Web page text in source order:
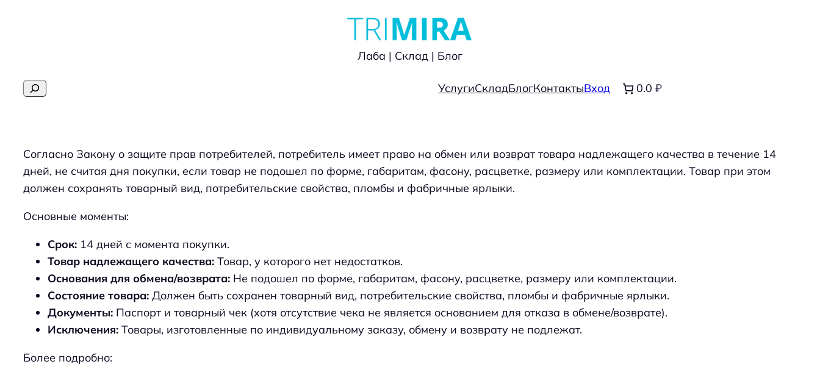
Лаба | Склад | Блог
Поиск УслугиСкладБлогКонтактыВход 0.0 ₽
Согласно Закону о защите прав потребителей, потребитель имеет право на обмен или возврат товара надлежащего качества в течение 14
дней, не считая дня покупки, если товар не подошел по форме, габаритам, фасону, расцветке, размеру или комплектации. Товар при этом
должен сохранять товарный вид, потребительские свойства, пломбы и фабричные ярлыки.
Основные моменты:
Срок:14 дней с момента покупки.
Товар надлежащего качества:Товар, у которого нет недостатков.
Основания для обмена/возврата:Не подошел по форме, габаритам, фасону, расцветке, размеру или комплектации.
Состояние товара:Должен быть сохранен товарный вид, потребительские свойства, пломбы и фабричные ярлыки.
Документы:Паспорт и товарный чек (хотя отсутствие чека не является основанием для отказа в обмене/возврате).
Исключения:Товары, изготовленные по индивидуальному заказу, обмену и возврату не подлежат.
Более подробно: